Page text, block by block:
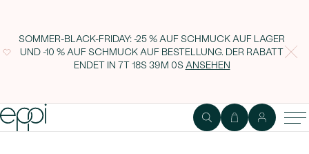
SOMMER-BLACK-FRIDAY: -25 % AUF SCHMUCK AUF LAGER
UND -10 % AUF SCHMUCK AUF BESTELLUNG. DER RABATT
ENDET IN 7T 18S 38M 59S ANSEHEN